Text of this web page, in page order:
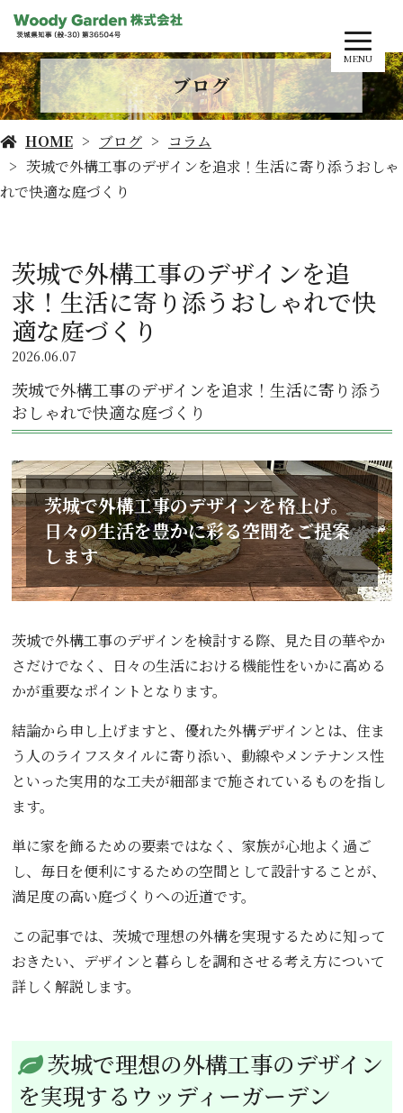
MENU
ブログ
HOME ブログ
コラム
茨城で外構工事のデザインを追求！生活に寄り添うおしゃ
れで快適な庭づくり
茨城で外構工事のデザインを追
求！生活に寄り添うおしゃれで快
適な庭づくり
2026.06.07
茨城で外構工事のデザインを追求！生活に寄り添う
おしゃれで快適な庭づくり
茨城で外構工事のデザインを格上げ。
日々の生活を豊かに彩る空間をご提案
します
茨城で外構工事のデザインを検討する際、見た目の華やか
さだけでなく、日々の生活における機能性をいかに高める
かが重要なポイントとなります。
結論から申し上げますと、優れた外構デザインとは、住ま
う人のライフスタイルに寄り添い、動線やメンテナンス性
といった実用的な工夫が細部まで施されているものを指し
ます。
単に家を飾るための要素ではなく、家族が心地よく過ご
し、毎日を便利にするための空間として設計することが、
満足度の高い庭づくりへの近道です。
この記事では、茨城で理想の外構を実現するために知って
おきたい、デザインと暮らしを調和させる考え方について
詳しく解説します。
茨城で理想の外構工事のデザイン
を実現するウッディーガーデン